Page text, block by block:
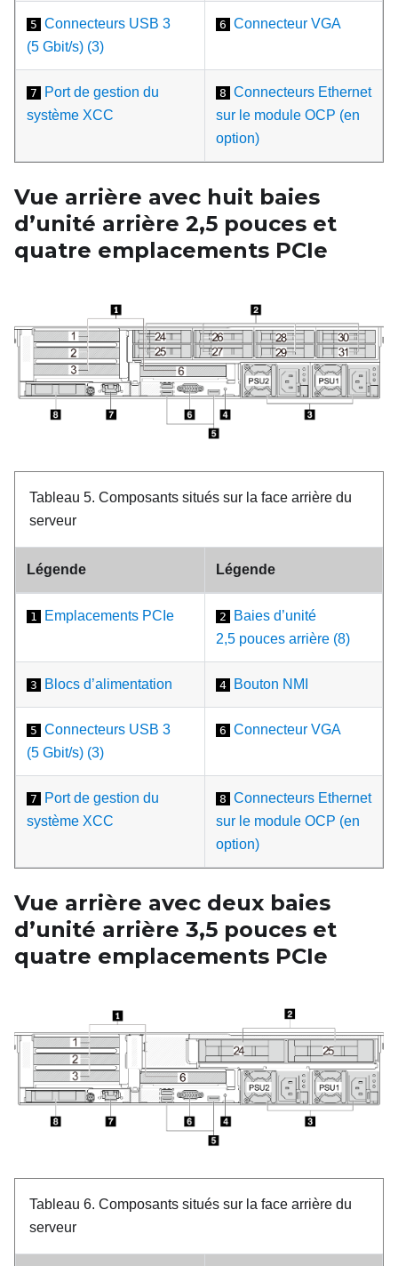
5 Connecteurs USB 3
(5 Gbit/s) (3)
6 Connecteur VGA
7
Port de gestion du
système XCC
8 Connecteurs Ethernet
sur le module OCP (en
option)
Vue arrière avec huit baies
d’unité arrière 2,5 pouces et
quatre emplacements PCIe
Tableau 5. Composants situés sur la face arrière du
serveur
Légende Légende
1 Emplacements PCIe 2
Baies d’unité
2,5 pouces arrière (8)
3 Blocs d’alimentation 4 Bouton NMI
5 Connecteurs USB 3
(5 Gbit/s) (3)
6 Connecteur VGA
7
Port de gestion du
système XCC
8 Connecteurs Ethernet
sur le module OCP (en
option)
Vue arrière avec deux baies
d’unité arrière 3,5 pouces et
quatre emplacements PCIe
Tableau 6. Composants situés sur la face arrière du
serveur